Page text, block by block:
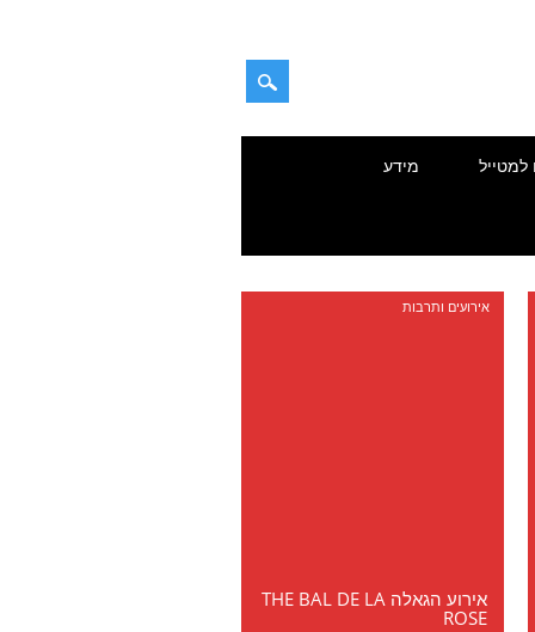
למטייל מידע
אירועים ותרבות
אירוע הגאלה THE BAL DE LA
ROSE